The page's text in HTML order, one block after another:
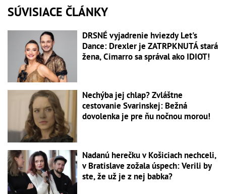
SÚVISIACE ČLÁNKY
DRSNÉ vyjadrenie hviezdy Let's
Dance: Drexler je ZATRPKNUTÁ stará
žena, Cimarro sa správal ako IDIOT!
Nechýba jej chlap? Zvláštne
cestovanie Svarinskej: Bežná
dovolenka je pre ňu nočnou morou!
Nadanú herečku v Košiciach nechceli,
v Bratislave zožala úspech: Verili by
ste, že už je z nej babka?